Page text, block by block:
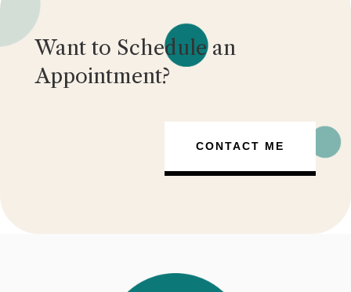
Want to Schedule an
Appointment?
CONTACT ME